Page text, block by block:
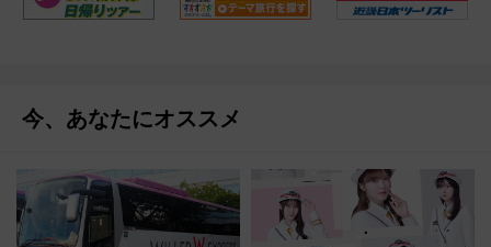
今、あなたにオススメ